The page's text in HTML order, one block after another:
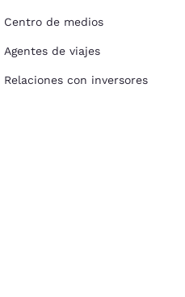
Centro de medios
Agentes de viajes
Relaciones con inversores